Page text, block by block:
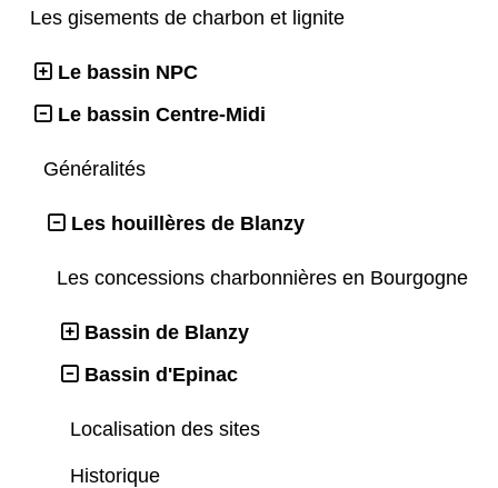
Les gisements de charbon et lignite
Le bassin NPC
Le bassin Centre-Midi
Généralités
Les houillères de Blanzy
Les concessions charbonnières en Bourgogne
Bassin de Blanzy
Bassin d'Epinac
Localisation des sites
Historique